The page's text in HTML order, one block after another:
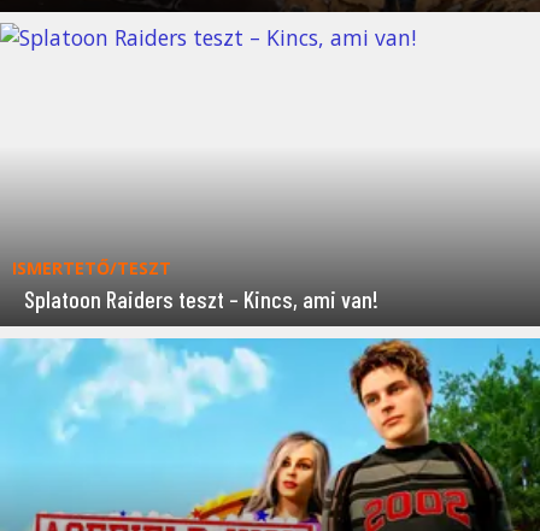
ISMERTETŐ/TESZT
Splatoon Raiders teszt – Kincs, ami van!